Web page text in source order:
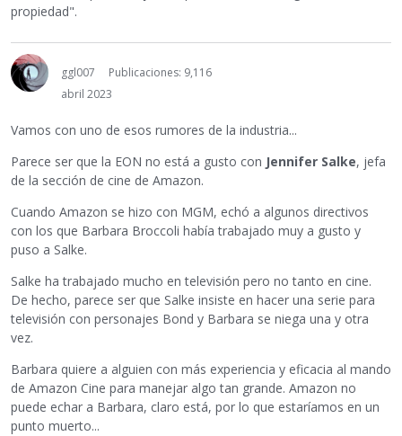
propiedad".
ggl007
Publicaciones: 9,116
abril 2023
Vamos con uno de esos rumores de la industria...
Parece ser que la EON no está a gusto con Jennifer Salke, jefa
de la sección de cine de Amazon.
Cuando Amazon se hizo con MGM, echó a algunos directivos
con los que Barbara Broccoli había trabajado muy a gusto y
puso a Salke.
Salke ha trabajado mucho en televisión pero no tanto en cine.
De hecho, parece ser que Salke insiste en hacer una serie para
televisión con personajes Bond y Barbara se niega una y otra
vez.
Barbara quiere a alguien con más experiencia y eficacia al mando
de Amazon Cine para manejar algo tan grande. Amazon no
puede echar a Barbara, claro está, por lo que estaríamos en un
punto muerto...